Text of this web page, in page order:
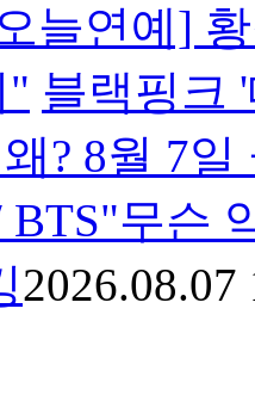
늘연예]
" 블랙핑크
? 8월 7
BTS"무슨
2026.08.07